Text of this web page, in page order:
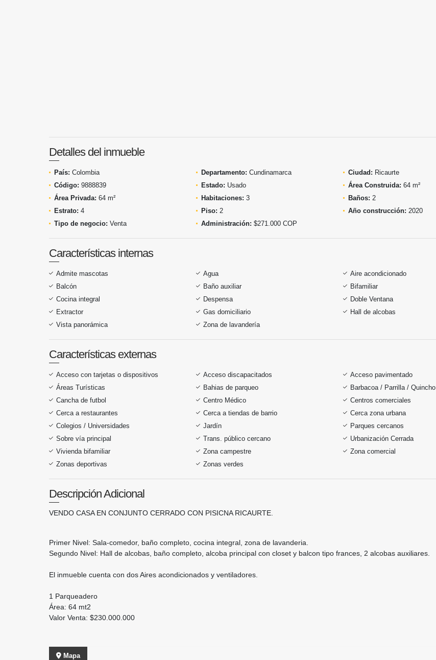
Detalles del inmueble
País: Colombia Departamento: Cundinamarca Ciudad: Ricaurte
Código: 9888839 Estado: Usado Área Construida: 64 m²
Área Privada: 64 m² Habitaciones: 3 Baños: 2
Estrato: 4 Piso: 2 Año construcción: 2020
Tipo de negocio: Venta Administración: $271.000 COP
Características internas
Admite mascotas Agua Aire acondicionado
Balcón
Baño auxiliar Bifamiliar
Cocina integral
Despensa Doble Ventana
Extractor
Gas domiciliario Hall de alcobas
Vista panorámica
Zona de lavandería
Características externas
Acceso con tarjetas o dispositivos Acceso discapacitados Acceso pavimentado
Áreas Turísticas
Bahias de parqueo Barbacoa / Parrilla / Quincho
Cancha de futbol
Centro Médico Centros comerciales
Cerca a restaurantes
Cerca a tiendas de barrio Cerca zona urbana
Colegios / Universidades
Jardín Parques cercanos
Sobre vía principal
Trans. público cercano Urbanización Cerrada
Vivienda bifamiliar
Zona campestre Zona comercial
Zonas deportivas
Zonas verdes
Descripción Adicional
VENDO CASA EN CONJUNTO CERRADO CON PISICNA RICAURTE.
Primer Nivel: Sala-comedor, baño completo, cocina integral, zona de lavanderia.
Segundo Nivel: Hall de alcobas, baño completo, alcoba principal con closet y balcon tipo frances, 2 alcobas auxiliares.
El inmueble cuenta con dos Aires acondicionados y ventiladores.
1 Parqueadero
Área: 64 mt2
Valor Venta: $230.000.000
Mapa